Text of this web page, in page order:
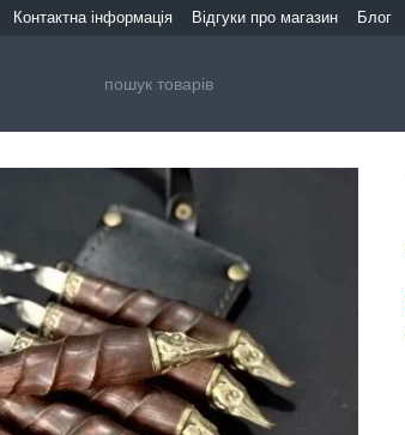
Контактна інформація Відгуки про магазин Блог